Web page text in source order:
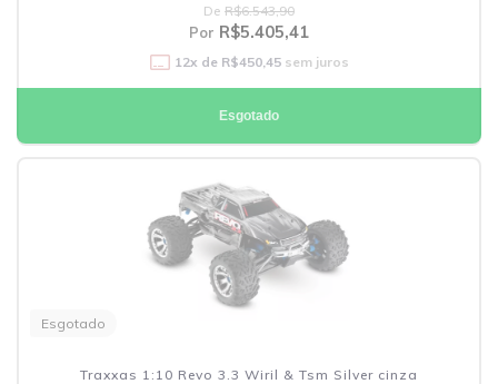
De R$6.543,90
Por R$5.405,41
12x de R$450,45sem juros
Esgotado
Esgotado
Traxxas 1:10 Revo 3.3 Wiril & Tsm Silver cinza